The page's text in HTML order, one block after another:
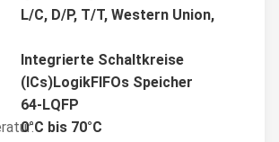
L/C, D/P, T/T, Western Union,
Integrierte Schaltkreise
(ICs)LogikFIFOs Speicher
64-LQFP
0°C bis 70°C